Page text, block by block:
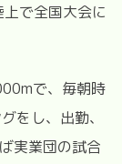
で全国大会に
で、毎朝時
をし、出勤、
実業団の試合